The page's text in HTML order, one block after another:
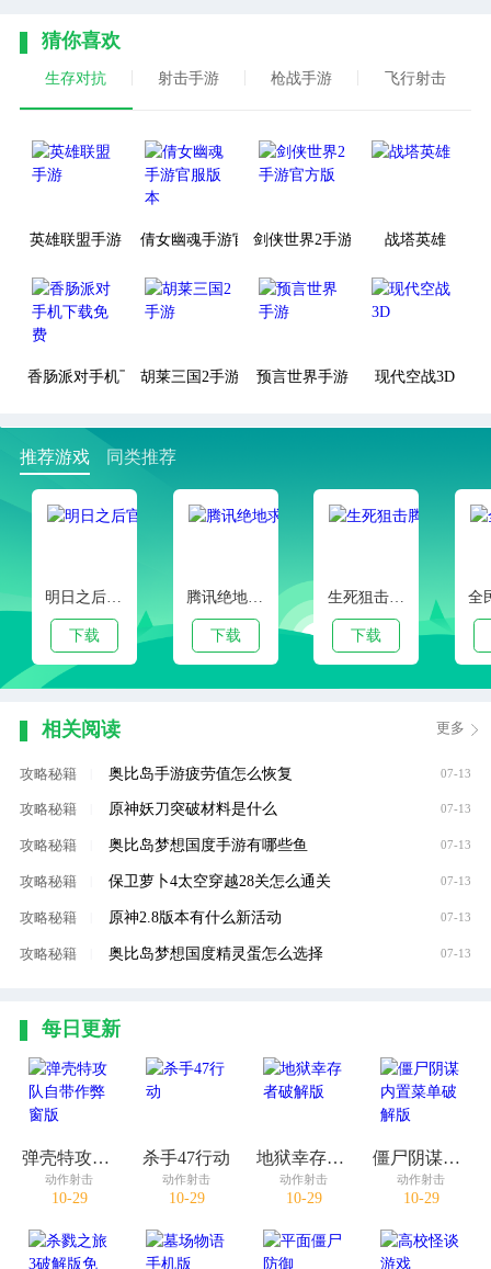
猜你喜欢
生存对抗 射击手游 枪战手游 飞行射击
英雄联盟手游 倩女幽魂手游官服版本剑侠世界2手游官方版战塔英雄
香肠派对手机下载免费胡莱三国2手游 预言世界手游 现代空战3D
推荐游戏 同类推荐
明日之后官方正版
下载
腾讯绝地求生手游
下载
生死狙击腾讯版
下载
相关阅读 更多
攻略秘籍 奥比岛手游疲劳值怎么恢复 07-13
攻略秘籍 原神妖刀突破材料是什么 07-13
攻略秘籍 奥比岛梦想国度手游有哪些鱼 07-13
攻略秘籍 保卫萝卜4太空穿越28关怎么通关 07-13
攻略秘籍 原神2.8版本有什么新活动 07-13
攻略秘籍 奥比岛梦想国度精灵蛋怎么选择 07-13
每日更新
弹壳特攻队自带作弊窗版
动作射击
10-29
杀手47行动
动作射击
10-29
地狱幸存者破解版
动作射击
10-29
僵尸阴谋内置菜单破解版
动作射击
10-29